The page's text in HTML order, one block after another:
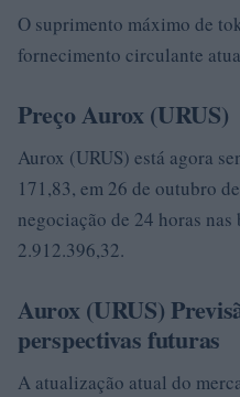
O suprimento máximo de
fornecimento circulante
Preço Aurox (URUS)
Aurox (URUS) está agora
171,83, em 26 de outubro
negociação de 24 horas nas
2.912.396,32.
Aurox (URUS)
perspectivas futuras
A atualização atual do